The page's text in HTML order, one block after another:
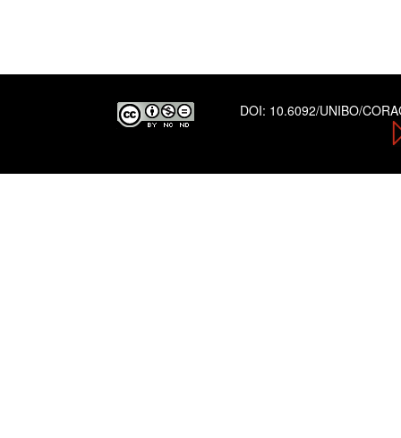
DOI: 10.6092/UNIBO/